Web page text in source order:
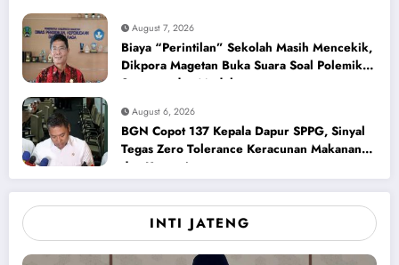
August 7, 2026
Biaya “Perintilan” Sekolah Masih Mencekik,
Dikpora Magetan Buka Suara Soal Polemik
Seragam dan Modul
August 6, 2026
BGN Copot 137 Kepala Dapur SPPG, Sinyal
Tegas Zero Tolerance Keracunan Makanan
dan Korupsi
INTI JATENG